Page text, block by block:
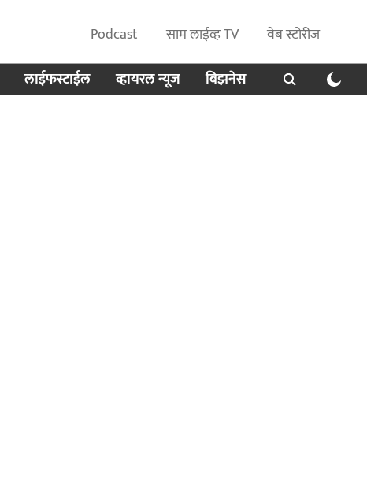
Podcast साम लाईव्ह TV
वेब स्टोरीज
लाईफस्टाईल व्हायरल न्यूज बिझनेस